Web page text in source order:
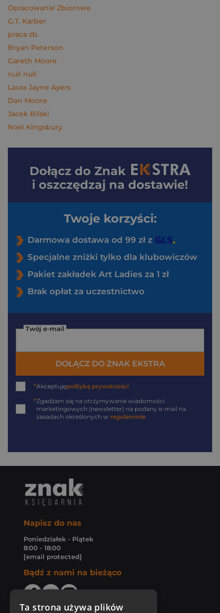
Opracowanie Zbiorowe
G.T. Karber
praca zb.
Bryan Peterson
Gareth Moore
null null
Laura Jayne Ayers
Dan Moore
Jacek Bilski
Noel Kingsbury
Dołącz do Znak
i oszczędzaj na dostawie!
Twoje korzyści:
Darmowa dostawa od 99 zł z
Specjalne zniżki tylko dla klubowiczów
Pakiet zakładek Art Ladies za 1 zł
Brak opłat za uczestnictwo
Twój e-mail
DOŁĄCZ DO ZNAK EKSTRA
*Akceptujępolitykę prywatności
*Zgadzam się na otrzymywanie wiadomości
marketingowych (newsletter) na podany e-mail na
zasadach określonych w regulaminie.
Napisz do nas
Poniedziałek - Piątek
8:00 - 18:00
[email protected]
Bądź z nami na bieżąco
Ta strona używa plików